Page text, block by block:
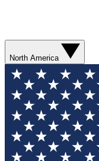
North America